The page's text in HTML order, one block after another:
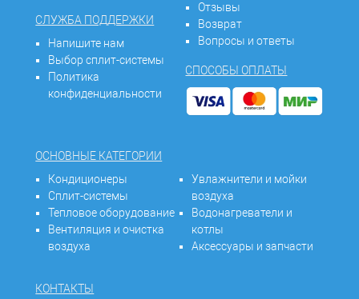
СЛУЖБА ПОДДЕРЖКИ
Напишите нам
Выбор сплит-системы
Политика
конфиденциальности
Отзывы
Возврат
Вопросы и ответы
СПОСОБЫ ОПЛАТЫ
ОСНОВНЫЕ КАТЕГОРИИ
Кондиционеры
Сплит-системы
Тепловое оборудование
Вентиляция и очистка
воздуха
Увлажнители и мойки
воздуха
Водонагреватели и
котлы
Аксессуары и запчасти
КОНТАКТЫ